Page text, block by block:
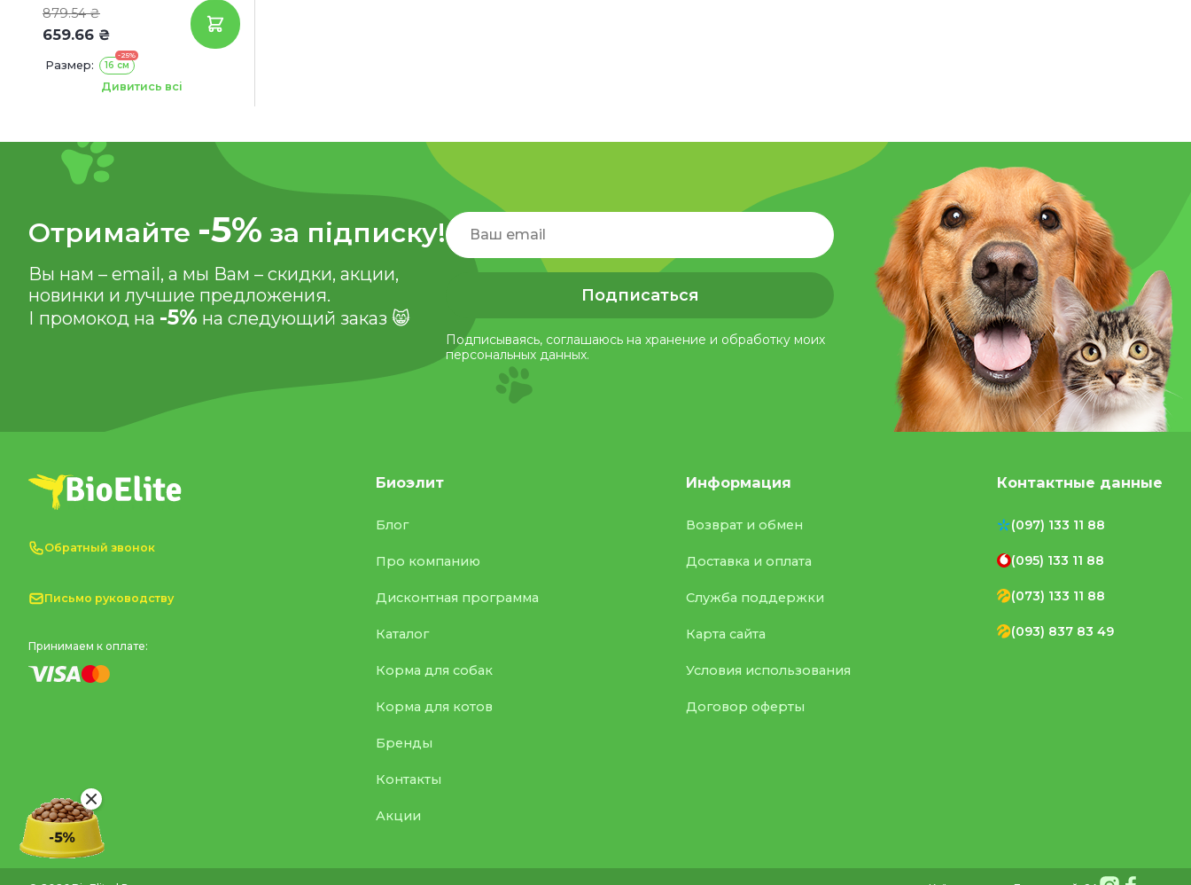
879.54 ₴
659.66 ₴
Размер:
-25%
16 см
Оранжевый
Голубой
Дивитись всі
Отримайте -5% за підписку!
Вы нам – email, а мы Вам – скидки, акции,
новинки и лучшие предложения.
І промокод на -5% на следующий заказ 😸
Подписаться
Подписываясь, соглашаюсь на хранение и обработку моих
персональных данных.
Обратный звонок
Письмо руководству
Принимаем к оплате:
Биоэлит
Блог
Про компанию
Дисконтная программа
Каталог
Корма для собак
Корма для котов
Бренды
Контакты
Акции
Информация
Возврат и обмен
Доставка и оплата
Служба поддержки
Карта сайта
Условия использования
Договор оферты
Контактные данные
(097) 133 11 88
(095) 133 11 88
(073) 133 11 88
(093) 837 83 49